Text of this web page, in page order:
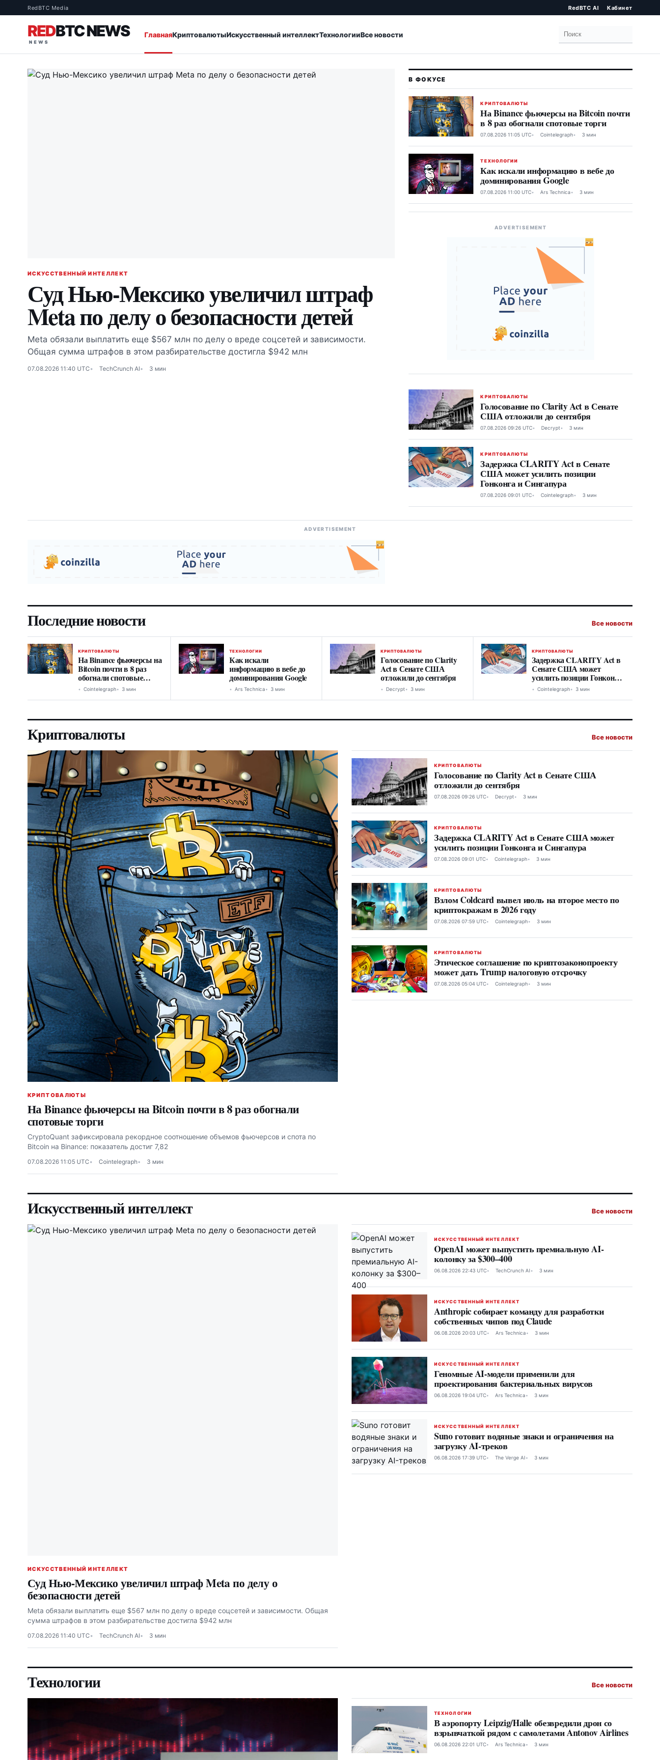
RedBTC Media RedBTC AI Кабинет
REDBTC NEWS ГлавнаяКриптовалютыИскусственный интеллектТехнологииВсе новости Поиск
ИСКУССТВЕННЫЙ ИНТЕЛЛЕКТ
Суд Нью-Мексико увеличил штраф
Meta по делу о безопасности детей
Meta обязали выплатить еще $567 млн по делу о вреде соцсетей и зависимости.
Общая сумма штрафов в этом разбирательстве достигла $942 млн
07.08.2026 11:40 UTC TechCrunch AI 3 мин
КРИПТОВАЛЮТЫ
На Binance фьючерсы на Bitcoin почти
в 8 раз обогнали спотовые торги
07.08.2026 11:05 UTC Cointelegraph 3 мин
ТЕХНОЛОГИИ
Как искали информацию в вебе до
доминирования Google
07.08.2026 11:00 UTC Ars Technica 3 мин
ADVERTISEMENT
КРИПТОВАЛЮТЫ
Голосование по Clarity Act в Сенате
США отложили до сентября
07.08.2026 09:26 UTC Decrypt 3 мин
КРИПТОВАЛЮТЫ
Задержка CLARITY Act в Сенате
США может усилить позиции
Гонконга и Сингапура
07.08.2026 09:01 UTC Cointelegraph 3 мин
ADVERTISEMENT
Последние новости Все новости
КРИПТОВАЛЮТЫ
На Binance фьючерсы на
Bitcoin почти в 8 раз
обогнали спотовые
торги
Cointelegraph 3 мин
ТЕХНОЛОГИИ
Как искали
информацию в вебе до
доминирования Google
Ars Technica 3 мин
КРИПТОВАЛЮТЫ
Голосование по Clarity
Act в Сенате США
отложили до сентября
Decrypt 3 мин
КРИПТОВАЛЮТЫ
Задержка CLARITY Act в
Сенате США может
усилить позиции Гонконга
и Сингапура
Cointelegraph 3 мин
Криптовалюты Все новости
КРИПТОВАЛЮТЫ
На Binance фьючерсы на Bitcoin почти в 8 раз обогнали
спотовые торги
CryptoQuant зафиксировала рекордное соотношение объемов фьючерсов и спота по
Bitcoin на Binance: показатель достиг 7,82
07.08.2026 11:05 UTC Cointelegraph 3 мин
КРИПТОВАЛЮТЫ
Голосование по Clarity Act в Сенате США
отложили до сентября
07.08.2026 09:26 UTC Decrypt 3 мин
КРИПТОВАЛЮТЫ
Задержка CLARITY Act в Сенате США может
усилить позиции Гонконга и Сингапура
07.08.2026 09:01 UTC Cointelegraph 3 мин
КРИПТОВАЛЮТЫ
Взлом Coldcard вывел июль на второе место по
криптокражам в 2026 году
07.08.2026 07:59 UTC Cointelegraph 3 мин
КРИПТОВАЛЮТЫ
Этическое соглашение по криптозаконопроекту
может дать Trump налоговую отсрочку
07.08.2026 05:04 UTC Cointelegraph 3 мин
Искусственный интеллект Все новости
ИСКУССТВЕННЫЙ ИНТЕЛЛЕКТ
Суд Нью-Мексико увеличил штраф Meta по делу о
безопасности детей
Meta обязали выплатить еще $567 млн по делу о вреде соцсетей и зависимости. Общая
сумма штрафов в этом разбирательстве достигла $942 млн
07.08.2026 11:40 UTC TechCrunch AI 3 мин
ИСКУССТВЕННЫЙ ИНТЕЛЛЕКТ
OpenAI может выпустить премиальную AI-
колонку за $300–400
06.08.2026 22:43 UTC TechCrunch AI 3 мин
ИСКУССТВЕННЫЙ ИНТЕЛЛЕКТ
Anthropic собирает команду для разработки
собственных чипов под Claude
06.08.2026 20:03 UTC Ars Technica 3 мин
ИСКУССТВЕННЫЙ ИНТЕЛЛЕКТ
Геномные AI-модели применили для
проектирования бактериальных вирусов
06.08.2026 19:04 UTC Ars Technica 3 мин
ИСКУССТВЕННЫЙ ИНТЕЛЛЕКТ
Suno готовит водяные знаки и ограничения на
загрузку AI-треков
06.08.2026 17:39 UTC The Verge AI 3 мин
Технологии Все новости
ТЕХНОЛОГИИ
В аэропорту Leipzig/Halle обезвредили дрон со
взрывчаткой рядом с самолетами Antonov Airlines
06.08.2026 22:01 UTC Ars Technica 3 мин